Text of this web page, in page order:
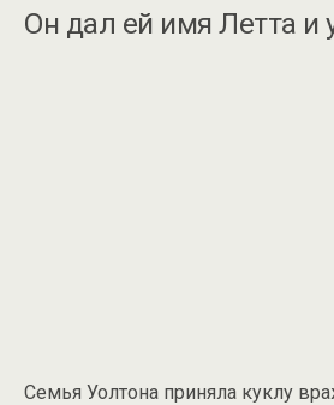
Он дал ей имя Летта и
Семья Уолтона приняла куклу